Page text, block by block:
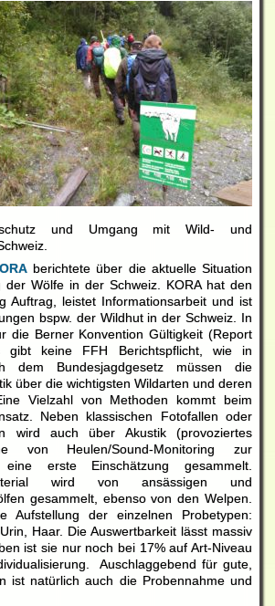
und Umgang mit Wild- und
berichtete über die aktuelle Situation
der Wölfe in der Schweiz. KORA hat den
Auftrag, leistet Informationsarbeit und ist
bspw. der Wildhut in der Schweiz. In
die Berner Konvention Gültigkeit (Report
keine FFH Berichtspflicht, wie in
dem Bundesjagdgesetz müssen die
über die wichtigsten Wildarten und deren
Vielzahl von Methoden kommt beim
Neben klassischen Fotofallen oder
wird auch über Akustik (provoziertes
von Heulen/Sound-Monitoring zur
eine erste Einschätzung gesammelt.
wird von ansässigen und
gesammelt, ebenso von den Welpen.
Aufstellung der einzelnen Probetypen:
Haar. Die Auswertbarkeit lässt massiv
ist sie nur noch bei 17% auf Art-Niveau
Auschlaggebend für gute,
ist natürlich auch die Probennahme und